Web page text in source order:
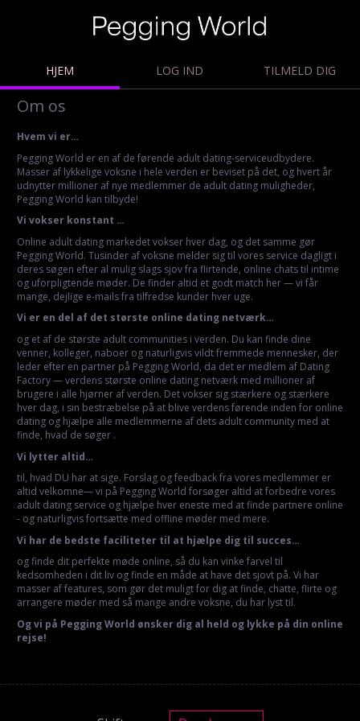
HJEM LOG IND TILMELD DIG
Om os
Hvem vi er…
Pegging World er en af de førende adult dating-serviceudbydere.
Masser af lykkelige voksne i hele verden er beviset på det, og hvert år
udnytter millioner af nye medlemmer de adult dating muligheder,
Pegging World kan tilbyde!
Vi vokser konstant …
Online adult dating markedet vokser hver dag, og det samme gør
Pegging World. Tusinder af voksne melder sig til vores service dagligt i
deres søgen efter al mulig slags sjov fra flirtende, online chats til intime
og uforpligtende møder. De finder altid et godt match her — vi får
mange, dejlige e-mails fra tilfredse kunder hver uge.
Vi er en del af det største online dating netværk…
og et af de største adult communities i verden. Du kan finde dine
venner, kolleger, naboer og naturligvis vildt fremmede mennesker, der
leder efter en partner på Pegging World, da det er medlem af Dating
Factory — verdens største online dating netværk med millioner af
brugere i alle hjørner af verden. Det vokser sig stærkere og stærkere
hver dag, i sin bestræbelse på at blive verdens førende inden for online
dating og hjælpe alle medlemmerne af dets adult community med at
finde, hvad de søger .
Vi lytter altid…
til, hvad DU har at sige. Forslag og feedback fra vores medlemmer er
altid velkomne— vi på Pegging World forsøger altid at forbedre vores
adult dating service og hjælpe hver eneste med at finde partnere online
- og naturligvis fortsætte med offline møder med mere.
Vi har de bedste faciliteter til at hjælpe dig til succes…
og finde dit perfekte møde online, så du kan vinke farvel til
kedsomheden i dit liv og finde en måde at have det sjovt på. Vi har
masser af features, som gør det muligt for dig at finde, chatte, flirte og
arrangere møder med så mange andre voksne, du har lyst til.
Og vi på Pegging World ønsker dig al held og lykke på din online
rejse!